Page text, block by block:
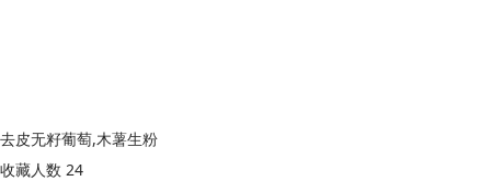
去皮无籽葡萄,木薯生粉
收藏人数 24